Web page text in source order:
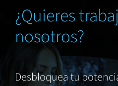
¿Quieres
nosotros?
Desbloquea tu